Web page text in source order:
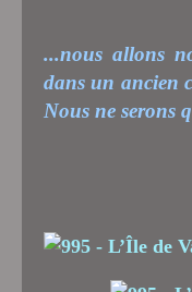
...nous allons
dans un ancien
Nous ne serons